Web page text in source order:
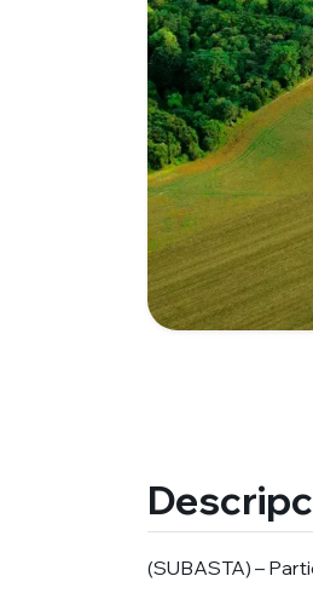
(SUBASTA) –